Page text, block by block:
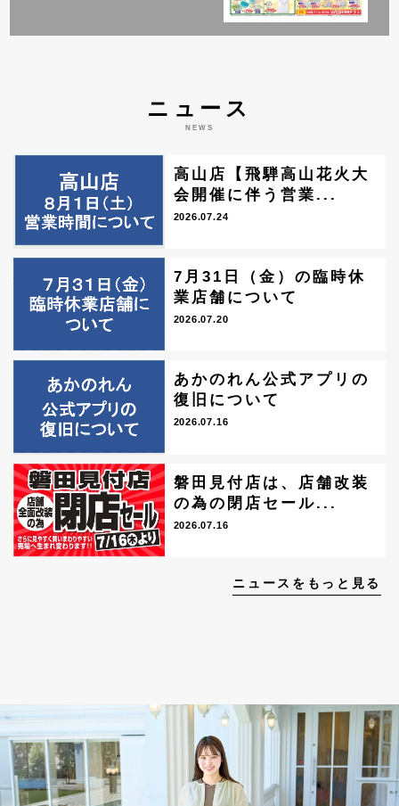
ニュース
NEWS
高山店【飛騨高山花火大
会開催に伴う営業...
2026.07.24
7月31日（金）の臨時休
業店舗について
2026.07.20
あかのれん公式アプリの
復旧について
2026.07.16
磐田見付店は、店舗改装
の為の閉店セール...
2026.07.16
ニュースをもっと見る